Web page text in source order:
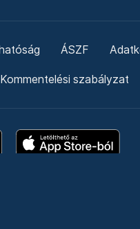
ÁSZF
Kommentelési szabályzat